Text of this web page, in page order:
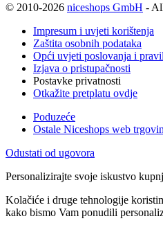
© 2010-2026 niceshops GmbH -
Impresum i uvjeti korištenja
Zaštita osobnih podataka
Opći uvjeti poslovanja i
Izjava o pristupačnosti
Postavke privatnosti
Otkažite pretplatu ovdje
Poduzeće
Ostale Niceshops web
Odustati od ugovora
Personalizirajte svoje iskustvo
Kolačiće i druge tehnologije
kako bismo Vam ponudili